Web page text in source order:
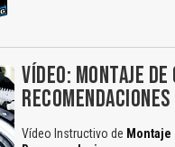
VÍDEO: MONTAJE
RECOMENDACIONES
Vídeo Instructivo de Montaje